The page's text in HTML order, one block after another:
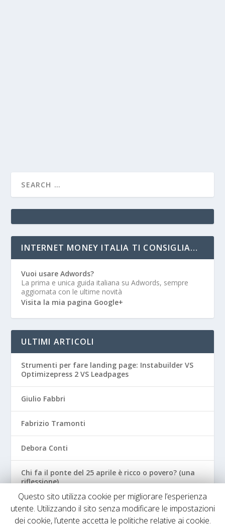
INTERNET MONEY ITALIA TI CONSIGLIA…
Vuoi usare Adwords?
La prima e unica guida italiana su Adwords, sempre
aggiornata con le ultime novità
Visita la mia pagina Google+
ULTIMI ARTICOLI
Strumenti per fare landing page: Instabuilder VS
Optimizepress 2 VS Leadpages
Giulio Fabbri
Fabrizio Tramonti
Debora Conti
Chi fa il ponte del 25 aprile è ricco o povero? (una
riflessione)
Questo sito utilizza cookie per migliorare l’esperienza
utente. Utilizzando il sito senza modificare le impostazioni
dei cookie, l’utente accetta le politiche relative ai cookie.